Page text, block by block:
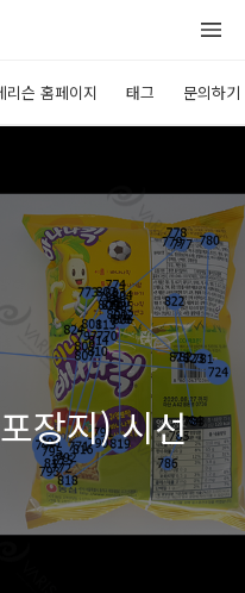
리슨 홈페이지 태그 문의하기
장지) 시선